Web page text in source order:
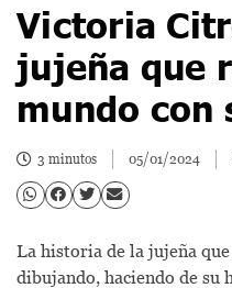
Victoria
jujeña que
mundo con
3 minutos 05/01/2024
La historia de la jujeña
dibujando, haciendo de su